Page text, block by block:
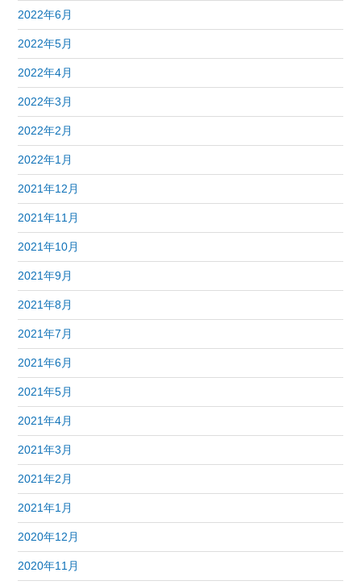
2022年6月
2022年5月
2022年4月
2022年3月
2022年2月
2022年1月
2021年12月
2021年11月
2021年10月
2021年9月
2021年8月
2021年7月
2021年6月
2021年5月
2021年4月
2021年3月
2021年2月
2021年1月
2020年12月
2020年11月